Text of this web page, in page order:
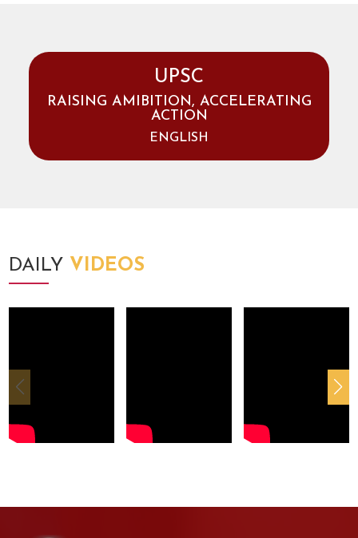
UPSC
RAISING AMIBITION, ACCELERATING
ACTION
ENGLISH
DAILY VIDEOS